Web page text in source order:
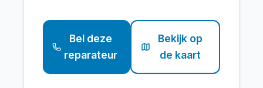
Bel deze
reparateur
Bekijk op
de kaart